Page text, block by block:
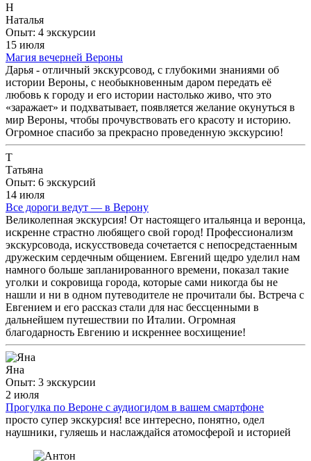
Н
Наталья
Опыт: 4 экскурсии
15 июля
Магия вечерней Вероны
Дарья - отличный экскурсовод, с глубокими знаниями об
истории Вероны, с необыкновенным даром передать её
любовь к городу и его истории настолько живо, что это
«заражает» и подхватывает, появляется желание окунуться в
мир Вероны, чтобы прочувствовать его красоту и историю.
Огромное спасибо за прекрасно проведенную экскурсию!
Т
Татьяна
Опыт: 6 экскурсий
14 июля
Все дороги ведут — в Верону
Великолепная экскурсия! От настоящего итальянца и веронца,
искренне страстно любящего свой город! Профессионализм
экскурсовода, искусствоведа сочетается с непосредстаенным
дружеским сердечным общением. Евгений щедро уделил нам
намного больше запланированного времени, показал такие
уголки и сокровища города, которые сами никогда бы не
нашли и ни в одном путеводителе не прочитали бы. Встреча с
Евгением и его рассказ стали для нас бессценными в
дальнейшем путешествии по Италии. Огромная
благодарность Евгению и искреннее восхищение!
Яна
Опыт: 3 экскурсии
2 июля
Прогулка по Вероне с аудиогидом в вашем смартфоне
просто супер экскурсия! все интересно, понятно, одел
наушники, гуляешь и наслаждайся атомосферой и историей